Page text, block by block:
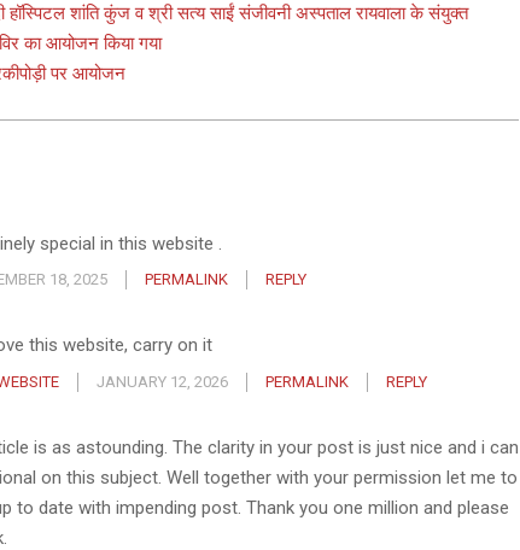
हॉस्पिटल शांति कुंज व श्री सत्य साईं संजीवनी अस्पताल रायवाला के संयुक्त
का आयोजन किया गया
पर आयोजन
special in this website .
18, 2025 PERMALINK REPLY
this website, carry on it
JANUARY 12, 2026 PERMALINK REPLY
is as astounding. The clarity in your post is just nice and i can
on this subject. Well together with your permission let me to
to date with impending post. Thank you one million and please